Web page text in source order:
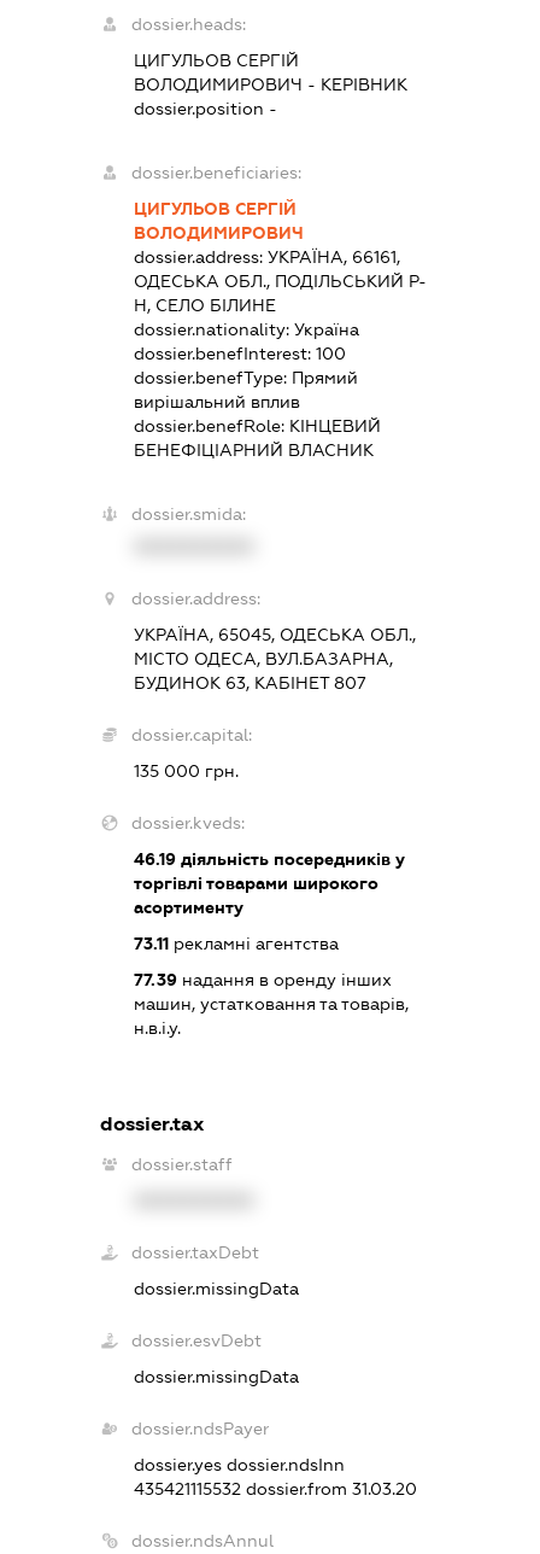
dossier.heads:
ЦИГУЛЬОВ СЕРГІЙ
ВОЛОДИМИРОВИЧ - КЕРІВНИК
dossier.position -
dossier.beneficiaries:
ЦИГУЛЬОВ СЕРГІЙ
ВОЛОДИМИРОВИЧ
dossier.address:УКРАЇНА, 66161,
ОДЕСЬКА ОБЛ., ПОДІЛЬСЬКИЙ Р-
Н, СЕЛО БІЛИНЕ
dossier.nationality:Україна
dossier.benefInterest:100
dossier.benefType: Прямий
вирішальний вплив
dossier.benefRole: КІНЦЕВИЙ
БЕНЕФІЦІАРНИЙ ВЛАСНИК
dossier.smida:
dossier.address:
УКРАЇНА, 65045, ОДЕСЬКА ОБЛ.,
МІСТО ОДЕСА, ВУЛ.БАЗАРНА,
БУДИНОК 63, КАБІНЕТ 807
dossier.capital:
135 000 грн.
dossier.kveds:
46.19 діяльність посередників у
торгівлі товарами широкого
асортименту
73.11 рекламні агентства
77.39 надання в оренду інших
машин, устатковання та товарів,
н.в.і.у.
dossier.tax
dossier.staff
dossier.taxDebt
dossier.missingData
dossier.esvDebt
dossier.missingData
dossier.ndsPayer
dossier.yesdossier.ndsInn
435421115532dossier.from 31.03.20
dossier.ndsAnnul